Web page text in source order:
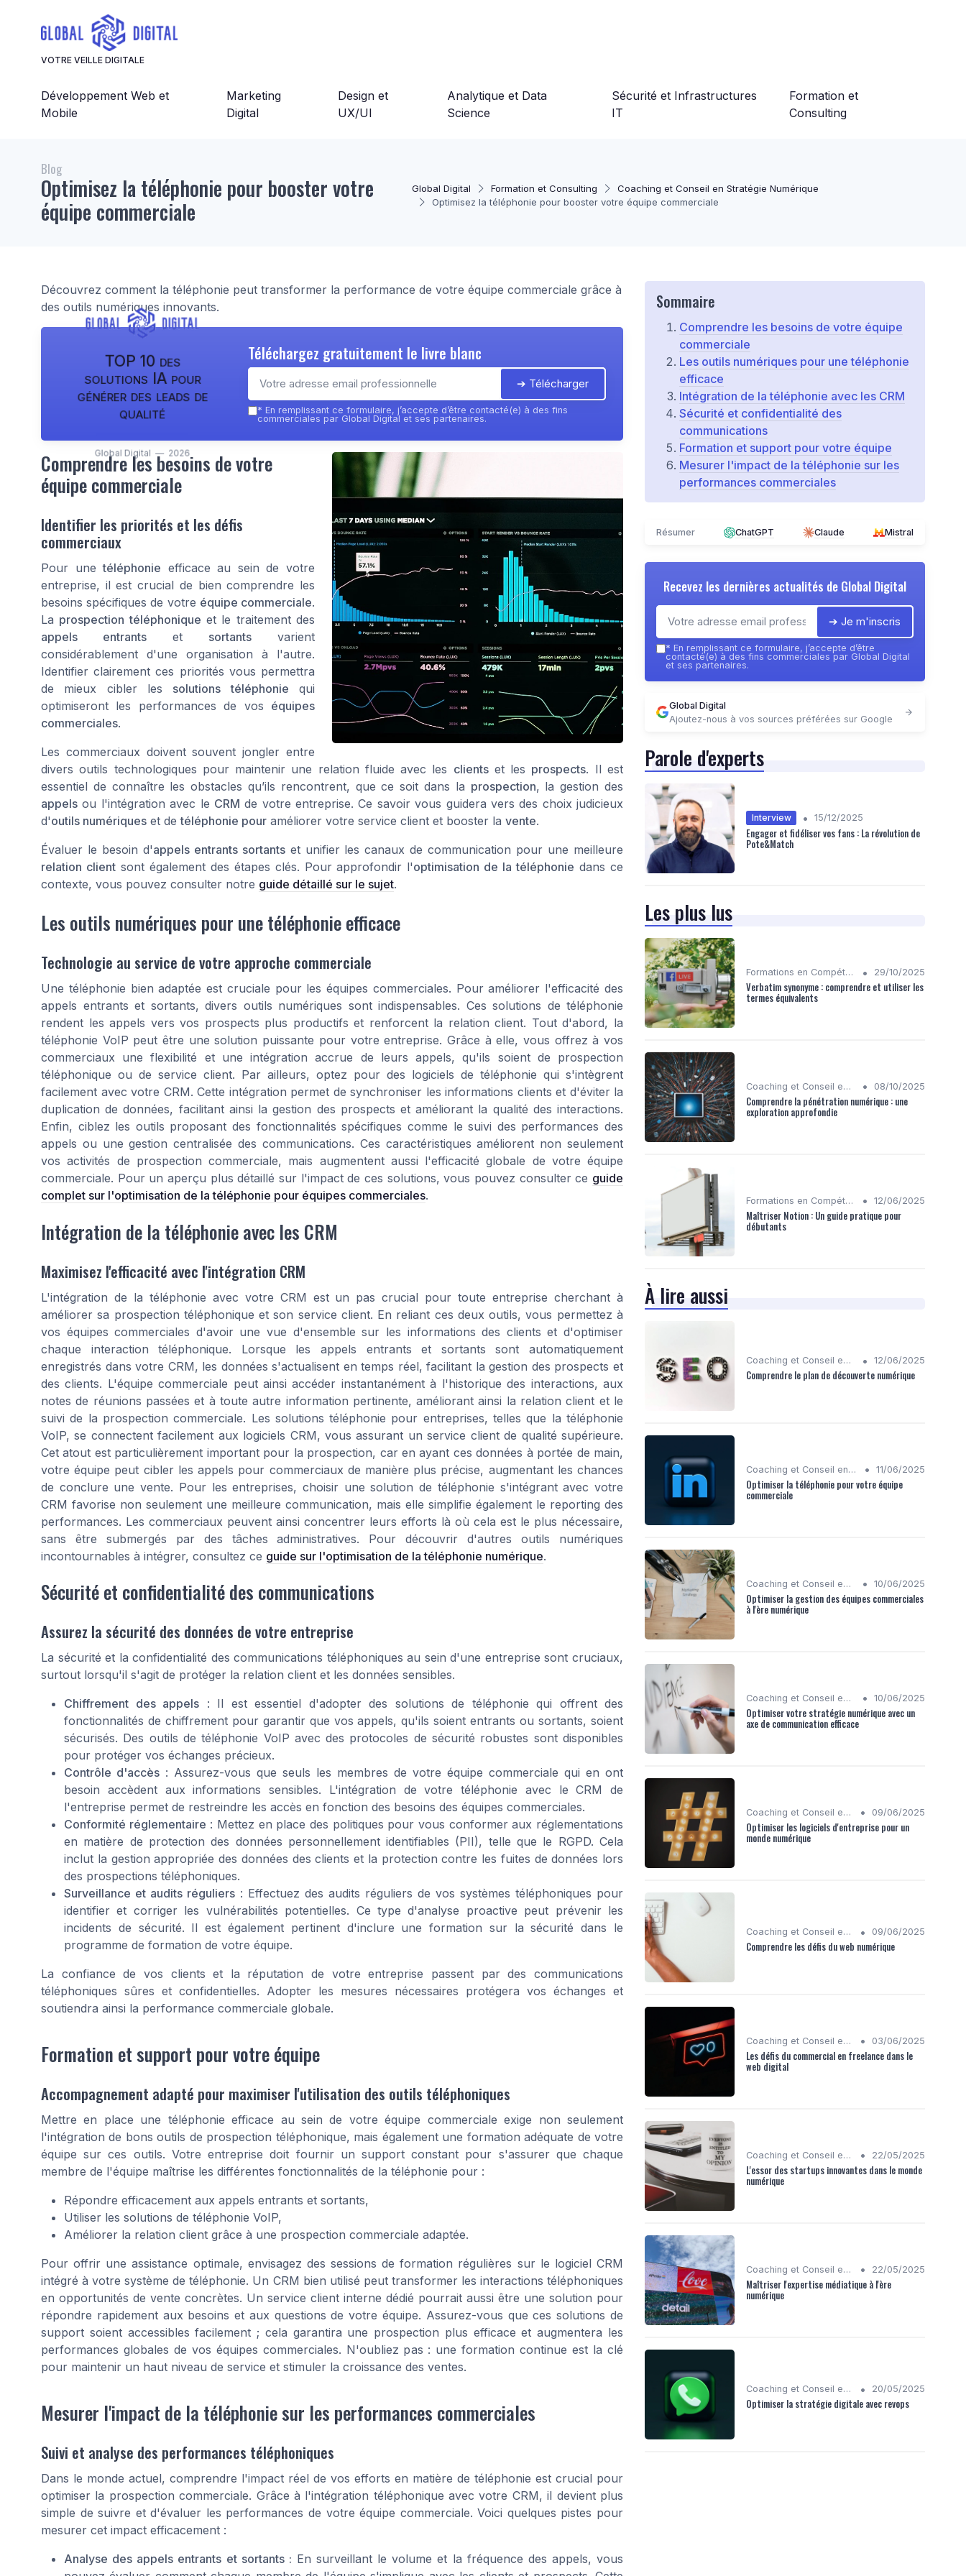
VOTRE VEILLE DIGITALE
Développement Web et
Mobile
Marketing
Digital
Design et
UX/UI
Analytique et Data
Science
Sécurité et Infrastructures
IT
Formation et
Consulting
Global Digital Formation et Consulting
Coaching et Conseil en Stratégie Numérique
Optimisez la téléphonie pour booster votre équipe commerciale
Blog
Optimisez la téléphonie pour booster votre
équipe commerciale
Découvrez comment la téléphonie peut transformer la performance de votre équipe commerciale grâce à
des outils numériques innovants.
TOP 10 des
solutions IA pour
générer des leads de
qualité
Global Digital — 2026
Téléchargez gratuitement le livre blanc
➔ Télécharger
* En remplissant ce formulaire, j’accepte d’être contacté(e) à des fins
commerciales par Global Digital et ses partenaires.
Comprendre les besoins de votre
équipe commerciale
Identifier les priorités et les défis
commerciaux
Pour unetéléphonie efficace au sein de votre
entreprise, il est crucial de bien comprendre les
besoins spécifiques de votre équipe commerciale.
La prospection téléphonique et le traitement des
appels entrants et sortants varient
considérablement d'une organisation à l'autre.
Identifier clairement ces priorités vous permettra
de mieux cibler les solutions téléphonie qui
optimiseront les performances de vos équipes
commerciales.
Les commerciaux doivent souvent jongler entre
divers outils technologiques pour maintenir une relation fluide avec les clientset les prospects. Il est
essentiel de connaître les obstacles qu’ils rencontrent, que ce soit dans la prospection, la gestion des
appels ou l'intégration avec le CRM de votre entreprise. Ce savoir vous guidera vers des choix judicieux
d'outils numériques et detéléphonie pour améliorer votre service client et booster la vente.
Évaluer le besoin d'appels entrants sortantset unifier les canaux de communication pour une meilleure
relation clientsont également des étapes clés. Pour approfondir l'optimisation de la téléphonie dans ce
contexte, vous pouvez consulter notre guide détaillé sur le sujet.
Les outils numériques pour une téléphonie efficace
Technologie au service de votre approche commerciale
Une téléphonie bien adaptée est cruciale pour les équipes commerciales. Pour améliorer l'efficacité des
appels entrants et sortants, divers outils numériques sont indispensables. Ces solutions de téléphonie
rendent les appels vers vos prospects plus productifs et renforcent la relation client. Tout d'abord, la
téléphonie VoIP peut être une solution puissante pour votre entreprise. Grâce à elle, vous offrez à vos
commerciaux une flexibilité et une intégration accrue de leurs appels, qu'ils soient de prospection
téléphonique ou de service client. Par ailleurs, optez pour des logiciels de téléphonie qui s'intègrent
facilement avec votre CRM. Cette intégration permet de synchroniser les informations clients et d'éviter la
duplication de données, facilitant ainsi la gestion des prospects et améliorant la qualité des interactions.
Enfin, ciblez les outils proposant des fonctionnalités spécifiques comme le suivi des performances des
appels ou une gestion centralisée des communications. Ces caractéristiques améliorent non seulement
vos activités de prospection commerciale, mais augmentent aussi l'efficacité globale de votre équipe
commerciale. Pour un aperçu plus détaillé sur l'impact de ces solutions, vous pouvez consulter ce guide
complet sur l'optimisation de la téléphonie pour équipes commerciales.
Intégration de la téléphonie avec les CRM
Maximisez l'efficacité avec l'intégration CRM
L'intégration de la téléphonie avec votre CRM est un pas crucial pour toute entreprise cherchant à
améliorer sa prospection téléphonique et son service client. En reliant ces deux outils, vous permettez à
vos équipes commerciales d'avoir une vue d'ensemble sur les informations des clients et d'optimiser
chaque interaction téléphonique. Lorsque les appels entrants et sortants sont automatiquement
enregistrés dans votre CRM, les données s'actualisent en temps réel, facilitant la gestion des prospects et
des clients. L'équipe commerciale peut ainsi accéder instantanément à l'historique des interactions, aux
notes de réunions passées et à toute autre information pertinente, améliorant ainsi la relation client et le
suivi de la prospection commerciale. Les solutions téléphonie pour entreprises, telles que la téléphonie
VoIP, se connectent facilement aux logiciels CRM, vous assurant un service client de qualité supérieure.
Cet atout est particulièrement important pour la prospection, car en ayant ces données à portée de main,
votre équipe peut cibler les appels pour commerciaux de manière plus précise, augmentant les chances
de conclure une vente. Pour les entreprises, choisir une solution de téléphonie s'intégrant avec votre
CRM favorise non seulement une meilleure communication, mais elle simplifie également le reporting des
performances. Les commerciaux peuvent ainsi concentrer leurs efforts là où cela est le plus nécessaire,
sans être submergés par des tâches administratives. Pour découvrir d'autres outils numériques
incontournables à intégrer, consultez ce guide sur l'optimisation de la téléphonie numérique.
Sécurité et confidentialité des communications
Assurez la sécurité des données de votre entreprise
La sécurité et la confidentialité des communications téléphoniques au sein d'une entreprise sont cruciaux,
surtout lorsqu'il s'agit de protéger la relation client et les données sensibles.
Chiffrement des appels : Il est essentiel d'adopter des solutions de téléphonie qui offrent des
fonctionnalités de chiffrement pour garantir que vos appels, qu'ils soient entrants ou sortants, soient
sécurisés. Des outils de téléphonie VoIP avec des protocoles de sécurité robustes sont disponibles
pour protéger vos échanges précieux.
Contrôle d'accès : Assurez-vous que seuls les membres de votre équipe commerciale qui en ont
besoin accèdent aux informations sensibles. L'intégration de votre téléphonie avec le CRM de
l'entreprise permet de restreindre les accès en fonction des besoins des équipes commerciales.
Conformité réglementaire : Mettez en place des politiques pour vous conformer aux réglementations
en matière de protection des données personnellement identifiables (PII), telle que le RGPD. Cela
inclut la gestion appropriée des données des clients et la protection contre les fuites de données lors
des prospections téléphoniques.
Surveillance et audits réguliers : Effectuez des audits réguliers de vos systèmes téléphoniques pour
identifier et corriger les vulnérabilités potentielles. Ce type d'analyse proactive peut prévenir les
incidents de sécurité. Il est également pertinent d'inclure une formation sur la sécurité dans le
programme de formation de votre équipe.
La confiance de vos clients et la réputation de votre entreprise passent par des communications
téléphoniques sûres et confidentielles. Adopter les mesures nécessaires protégera vos échanges et
soutiendra ainsi la performance commerciale globale.
Formation et support pour votre équipe
Accompagnement adapté pour maximiser l'utilisation des outils téléphoniques
Mettre en place une téléphonie efficace au sein de votre équipe commerciale exige non seulement
l'intégration de bons outils de prospection téléphonique, mais également une formation adéquate de votre
équipe sur ces outils. Votre entreprise doit fournir un support constant pour s'assurer que chaque
membre de l'équipe maîtrise les différentes fonctionnalités de la téléphonie pour :
Répondre efficacement aux appels entrants et sortants,
Utiliser les solutions de téléphonie VoIP,
Améliorer la relation client grâce à une prospection commerciale adaptée.
Pour offrir une assistance optimale, envisagez des sessions de formation régulières sur le logiciel CRM
intégré à votre système de téléphonie. Un CRM bien utilisé peut transformer les interactions téléphoniques
en opportunités de vente concrètes. Un service client interne dédié pourrait aussi être une solution pour
répondre rapidement aux besoins et aux questions de votre équipe. Assurez-vous que ces solutions de
support soient accessibles facilement ; cela garantira une prospection plus efficace et augmentera les
performances globales de vos équipes commerciales. N'oubliez pas : une formation continue est la clé
pour maintenir un haut niveau de service et stimuler la croissance des ventes.
Mesurer l'impact de la téléphonie sur les performances commerciales
Suivi et analyse des performances téléphoniques
Dans le monde actuel, comprendre l'impact réel de vos efforts en matière de téléphonie est crucial pour
optimiser la prospection commerciale. Grâce à l'intégration téléphonique avec votre CRM, il devient plus
simple de suivre et d'évaluer les performances de votre équipe commerciale. Voici quelques pistes pour
mesurer cet impact efficacement :
Analyse des appels entrants et sortants : En surveillant le volume et la fréquence des appels, vous
Sommaire
Comprendre les besoins de votre équipe
commerciale
Les outils numériques pour une téléphonie
efficace
Intégration de la téléphonie avec les CRM
Sécurité et confidentialité des
communications
Formation et support pour votre équipe
Mesurer l'impact de la téléphonie sur les
performances commerciales
Résumer ChatGPT Claude Mistral
Recevez les dernières actualités de Global Digital
➔ Je m'inscris
* En remplissant ce formulaire, j’accepte d’être
contacté(e) à des fins commerciales par Global Digital
et ses partenaires.
Global Digital
Ajoutez-nous à vos sources préférées sur Google
Parole d'experts
Interview • 15/12/2025
Engager et fidéliser vos fans : La révolution de
Pote&Match
Les plus lus
Formations en Compétences Digitales • 29/10/2025
Verbatim synonyme : comprendre et utiliser les
termes équivalents
Coaching et Conseil en Stratégie Numérique • 08/10/2025
Comprendre la pénétration numérique : une
exploration approfondie
Formations en Compétences Digitales • 12/06/2025
Maîtriser Notion : Un guide pratique pour
débutants
À lire aussi
Coaching et Conseil en Stratégie Numérique • 12/06/2025
Comprendre le plan de découverte numérique
Coaching et Conseil en Stratégie Numérique • 11/06/2025
Optimiser la téléphonie pour votre équipe
commerciale
Coaching et Conseil en Stratégie Numérique • 10/06/2025
Optimiser la gestion des équipes commerciales
à l'ère numérique
Coaching et Conseil en Stratégie Numérique • 10/06/2025
Optimiser votre stratégie numérique avec un
axe de communication efficace
Coaching et Conseil en Stratégie Numérique • 09/06/2025
Optimiser les logiciels d'entreprise pour un
monde numérique
Coaching et Conseil en Stratégie Numérique • 09/06/2025
Comprendre les défis du web numérique
Coaching et Conseil en Stratégie Numérique • 03/06/2025
Les défis du commercial en freelance dans le
web digital
Coaching et Conseil en Stratégie Numérique • 22/05/2025
L'essor des startups innovantes dans le monde
numérique
Coaching et Conseil en Stratégie Numérique • 22/05/2025
Maîtriser l'expertise médiatique à l'ère
numérique
Coaching et Conseil en Stratégie Numérique • 20/05/2025
Optimiser la stratégie digitale avec revops